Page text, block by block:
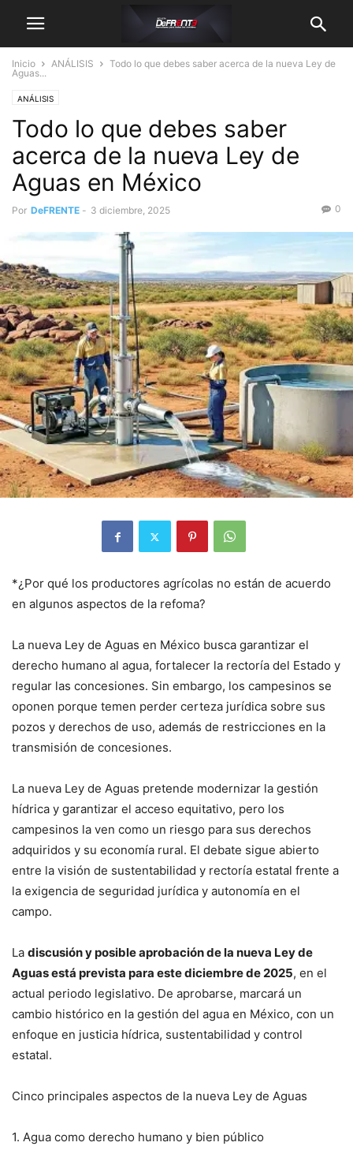
Inicio ANÁLISIS
Todo lo que debes saber acerca de la nueva Ley de
Aguas...
ANÁLISIS
Todo lo que debes saber
acerca de la nueva Ley de
Aguas en México
Por DeFRENTE - 3 diciembre, 2025 0
*¿Por qué los productores agrícolas no están de acuerdo
en algunos aspectos de la refoma?
La nueva Ley de Aguas en México busca garantizar el
derecho humano al agua, fortalecer la rectoría del Estado y
regular las concesiones. Sin embargo, los campesinos se
oponen porque temen perder certeza jurídica sobre sus
pozos y derechos de uso, además de restricciones en la
transmisión de concesiones.
La nueva Ley de Aguas pretende modernizar la gestión
hídrica y garantizar el acceso equitativo, pero los
campesinos la ven como un riesgo para sus derechos
adquiridos y su economía rural. El debate sigue abierto
entre la visión de sustentabilidad y rectoría estatal frente a
la exigencia de seguridad jurídica y autonomía en el
campo.
La discusión y posible aprobación de la nueva Ley de
Aguas está prevista para este diciembre de 2025, en el
actual periodo legislativo. De aprobarse, marcará un
cambio histórico en la gestión del agua en México, con un
enfoque en justicia hídrica, sustentabilidad y control
estatal.
Cinco principales aspectos de la nueva Ley de Aguas
1. Agua como derecho humano y bien público